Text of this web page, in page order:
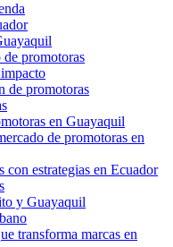
promotoras
de promotoras
en Guayaquil
de promotoras en
con estrategias en Ecuador
y Guayaquil
transforma marcas en